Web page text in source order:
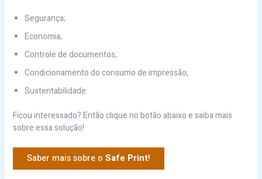
Segurança;
Economia;
Controle de documentos;
Condicionamento do consumo de impressão;
Sustentabilidade.
Ficou interessado? Então clique no botão abaixo e saiba mais
sobre essa solução!
Saber mais sobre o Safe Print!